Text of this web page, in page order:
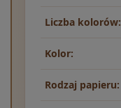
Liczba kolorów:
Kolor:
Rodzaj papieru: